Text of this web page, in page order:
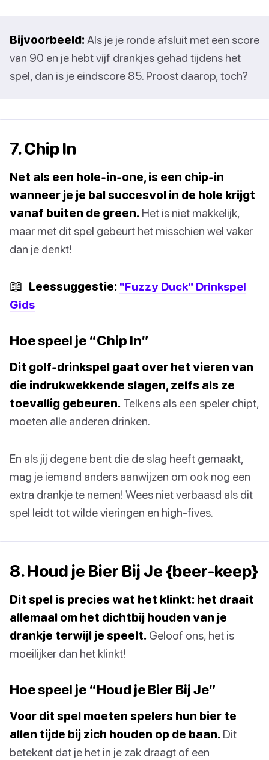
Bijvoorbeeld: Als je je ronde afsluit met een score
van 90 en je hebt vijf drankjes gehad tijdens het
spel, dan is je eindscore 85. Proost daarop, toch?
7. Chip In
Net als een hole-in-one, is een chip-in
wanneer je je bal succesvol in de hole krijgt
vanaf buiten de green. Het is niet makkelijk,
maar met dit spel gebeurt het misschien wel vaker
dan je denkt!
📖 Leessuggestie: "Fuzzy Duck" Drinkspel
Gids
Hoe speel je “Chip In”
Dit golf-drinkspel gaat over het vieren van
die indrukwekkende slagen, zelfs als ze
toevallig gebeuren. Telkens als een speler chipt,
moeten alle anderen drinken.
En als jij degene bent die de slag heeft gemaakt,
mag je iemand anders aanwijzen om ook nog een
extra drankje te nemen! Wees niet verbaasd als dit
spel leidt tot wilde vieringen en high-fives.
8. Houd je Bier Bij Je {beer-keep}
Dit spel is precies wat het klinkt: het draait
allemaal om het dichtbij houden van je
drankje terwijl je speelt. Geloof ons, het is
moeilijker dan het klinkt!
Hoe speel je “Houd je Bier Bij Je”
Voor dit spel moeten spelers hun bier te
allen tijde bij zich houden op de baan. Dit
betekent dat je het in je zak draagt of een